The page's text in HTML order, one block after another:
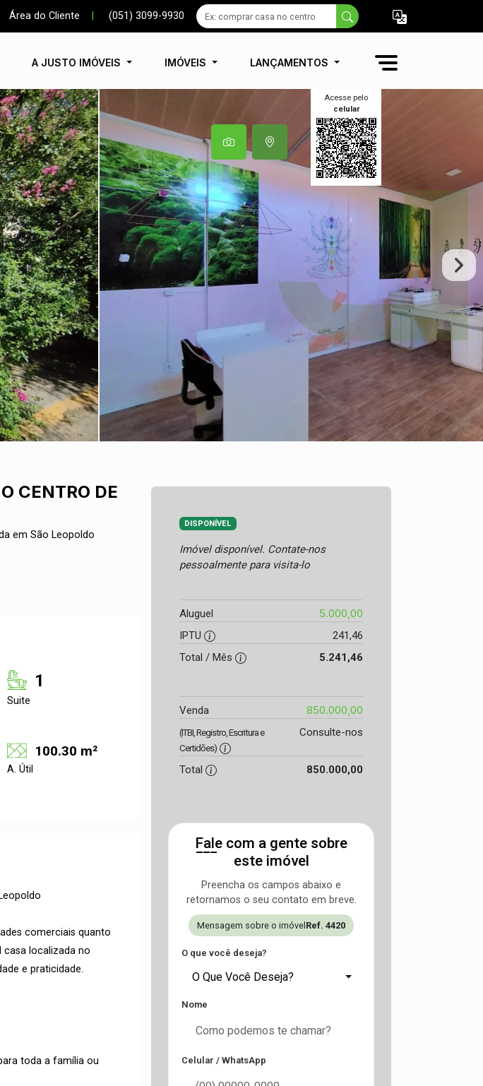
Área do Cliente (051) 3099-9930
A JUSTO IMÓVEIS IMÓVEIS LANÇAMENTOS
Acesse pelo
celular
CENTRO DE
em São Leopoldo
1
Suite
100.30 m²
A. Útil
comerciais quanto
casa localizada no
e praticidade.
toda a família ou
DISPONÍVEL
Imóvel disponível. Contate-nos
pessoalmente para visita-lo
Aluguel 5.000,00
IPTU
241,46
Total / Mês
5.241,46
Venda 850.000,00
(ITBI, Registro, Escritura e
Certidões)
Consulte-nos
Total 850.000,00
Fale com a gente sobre
este imóvel
Preencha os campos abaixo e
retornamos o seu contato em breve.
Mensagem sobre o imóvel Ref. 4420
O que você deseja?
O Que Você Deseja?
Nome
Celular / WhatsApp